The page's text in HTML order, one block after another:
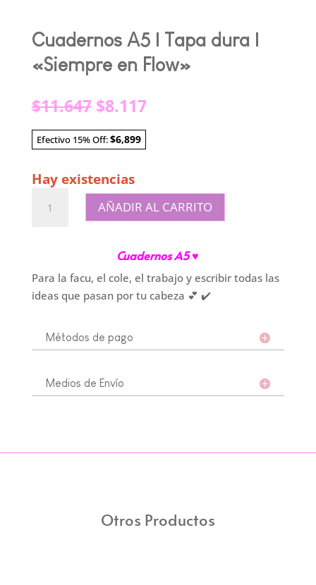
Cuadernos A5 | Tapa dura |
«Siempre en Flow»
$11.647 El
precio
original
era:
$8.117El
actual
es:
Efectivo 15% Off:$6,899
Hay existencias
|
"Siempre
Flow"
cantidad
AÑADIR AL CARRITO
Cuadernos A5 ♥
Para la facu, el cole, el trabajo y escribir todas las
ideas que pasan por tu cabeza 💕 ✔️
Métodos de pago
Medios de Envío
Otros Productos